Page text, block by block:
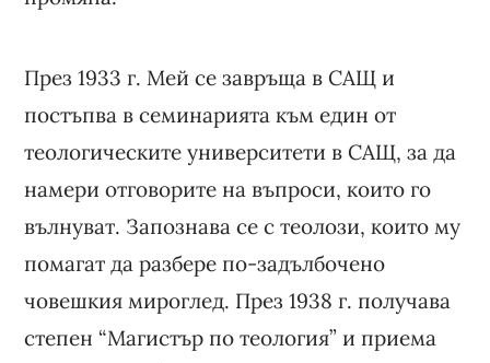
През 1933 г. Мей се завръща в САЩ и
постъпва в семинарията към един от
теологическите университети в САЩ, за да
намери отговорите на въпроси, които го
вълнуват. Запознава се с теолози, които му
помагат да разбере по-задълбочено
човешкия мироглед. През 1938 г. получава
степен “Магистър по теология” и приема